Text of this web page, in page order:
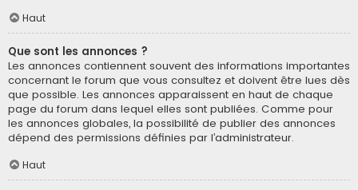
Haut
Que sont les annonces ?
Les annonces contiennent souvent des informations importantes
concernant le forum que vous consultez et doivent être lues dès
que possible. Les annonces apparaissent en haut de chaque
page du forum dans lequel elles sont publiées. Comme pour
les annonces globales, la possibilité de publier des annonces
dépend des permissions définies par l’administrateur.
Haut